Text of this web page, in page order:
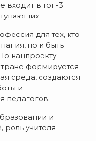
входит в топ-3
для тех, кто
но и быть
нацпроекту
формируется
среда, создаются
и
педагогов.
и
роль учителя